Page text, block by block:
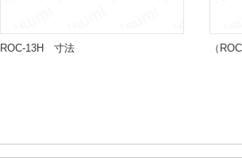
ROC-13H 寸法 （